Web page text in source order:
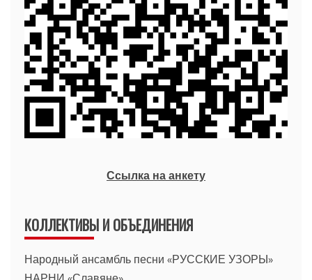
Ссылка на анкету
КОЛЛЕКТИВЫ И ОБЪЕДИНЕНИЯ
Народный ансамбль песни «РУССКИЕ УЗОРЫ»